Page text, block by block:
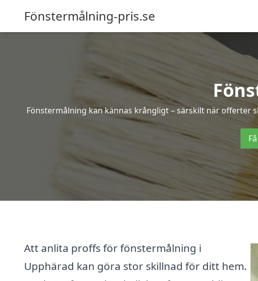
Fönstermålning-pris.se
Fönstermålning kan kännas krångligt – särskilt när
Att anlita proffs för fönstermålning i
Upphärad kan göra stor skillnad för ditt hem.